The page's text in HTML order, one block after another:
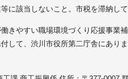
に該当しないこと。市税を滞納して
きやすい職場環境づくり応援事業
して、渋川市役所第二庁舎にあり